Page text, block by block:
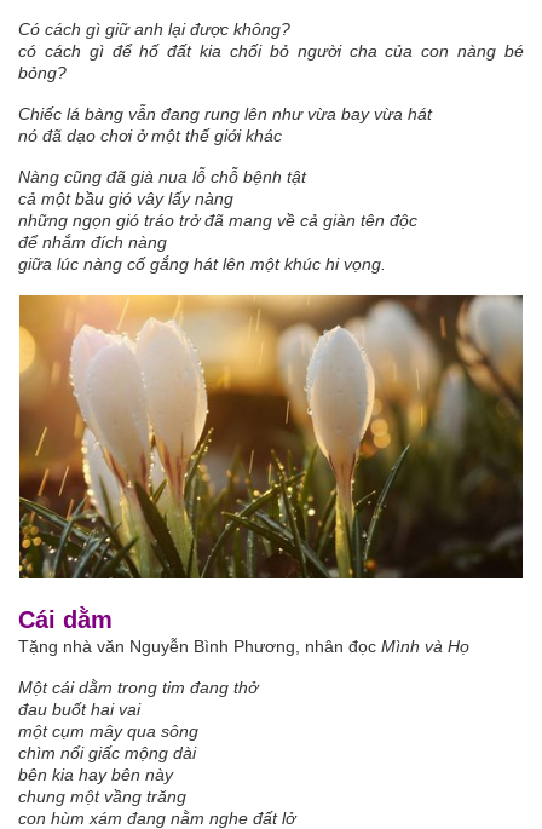
Có cách gì giữ anh lại được không?
có cách gì để hố đất kia chối bỏ người cha của con nàng bé
bỏng?
Chiếc lá bàng vẫn đang rung lên như vừa bay vừa hát
nó đã dạo chơi ở một thế giới khác
Nàng cũng đã già nua lỗ chỗ bệnh tật
cả một bầu gió vây lấy nàng
những ngọn gió tráo trở đã mang về cả giàn tên độc
để nhắm đích nàng
giữa lúc nàng cố gắng hát lên một khúc hi vọng.
Cái dằm
Tặng nhà văn Nguyễn Bình Phương, nhân đọc Mình và Họ
Một cái dằm trong tim đang thở
đau buốt hai vai
một cụm mây qua sông
chìm nổi giấc mộng dài
bên kia hay bên này
chung một vầng trăng
con hùm xám đang nằm nghe đất lở